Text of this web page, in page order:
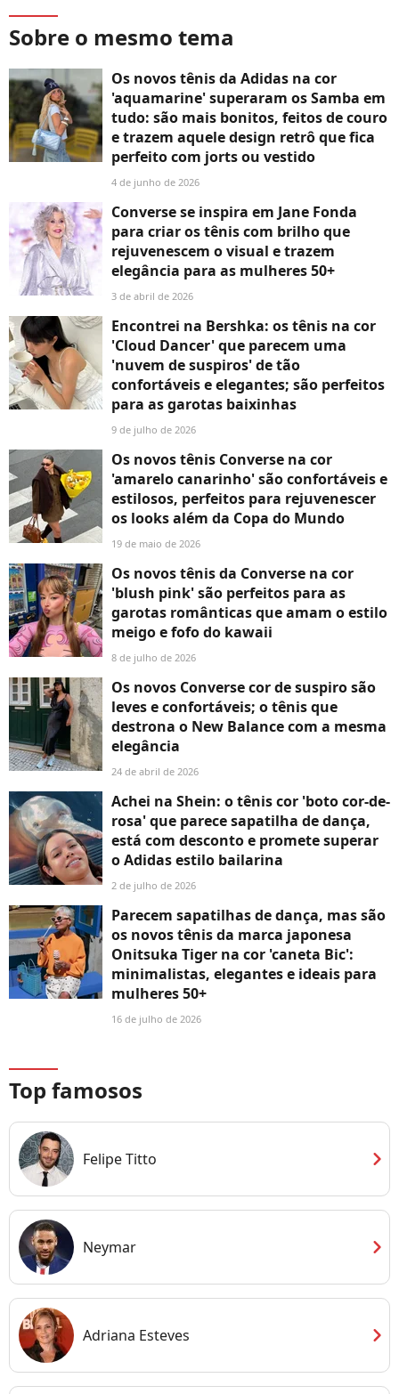
Sobre o mesmo tema
Os novos tênis da Adidas na cor
'aquamarine' superaram os Samba em
tudo: são mais bonitos, feitos de couro
e trazem aquele design retrô que fica
perfeito com jorts ou vestido
4 de junho de 2026
Converse se inspira em Jane Fonda
para criar os tênis com brilho que
rejuvenescem o visual e trazem
elegância para as mulheres 50+
3 de abril de 2026
Encontrei na Bershka: os tênis na cor
'Cloud Dancer' que parecem uma
'nuvem de suspiros' de tão
confortáveis e elegantes; são perfeitos
para as garotas baixinhas
9 de julho de 2026
Os novos tênis Converse na cor
'amarelo canarinho' são confortáveis e
estilosos, perfeitos para rejuvenescer
os looks além da Copa do Mundo
19 de maio de 2026
Os novos tênis da Converse na cor
'blush pink' são perfeitos para as
garotas românticas que amam o estilo
meigo e fofo do kawaii
8 de julho de 2026
Os novos Converse cor de suspiro são
leves e confortáveis; o tênis que
destrona o New Balance com a mesma
elegância
24 de abril de 2026
Achei na Shein: o tênis cor 'boto cor-de-
rosa' que parece sapatilha de dança,
está com desconto e promete superar
o Adidas estilo bailarina
2 de julho de 2026
Parecem sapatilhas de dança, mas são
os novos tênis da marca japonesa
Onitsuka Tiger na cor 'caneta Bic':
minimalistas, elegantes e ideais para
mulheres 50+
16 de julho de 2026
Top famosos
Felipe Titto chevron_right
Neymar chevron_right
Adriana Esteves chevron_right